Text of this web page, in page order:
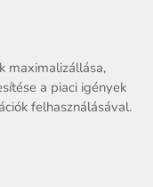
maximalizállása,
a piaci igények
felhasználásával.